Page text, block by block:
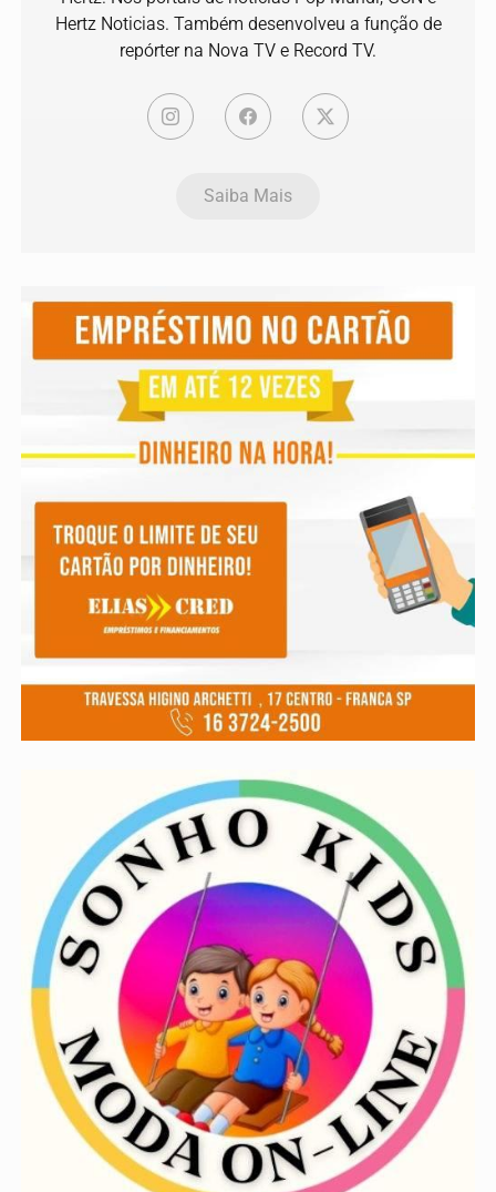
Hertz Noticias. Também desenvolveu a função de
repórter na Nova TV e Record TV.
Saiba Mais